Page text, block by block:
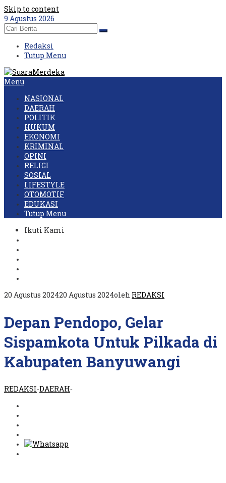
Skip to content
9 Agustus 2026
Redaksi
Tutup Menu
Menu
NASIONAL
DAERAH
POLITIK
HUKUM
EKONOMI
KRIMINAL
OPINI
RELIGI
SOSIAL
LIFESTYLE
OTOMOTIF
EDUKASI
Tutup Menu
Ikuti Kami
20 Agustus 202420 Agustus 2024oleh REDAKSI
Depan Pendopo, Gelar
Sispamkota Untuk Pilkada di
Kabupaten Banyuwangi
REDAKSI-DAERAH-